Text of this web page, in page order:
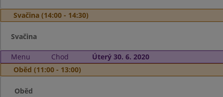
Svačina (14:00 - 14:30)
Svačina
Menu Chod
Úterý 30. 6. 2020
Oběd (11:00 - 13:00)
Oběd